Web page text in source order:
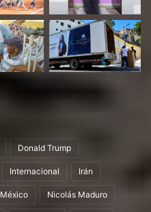
Donald Trump
Internacional Irán
México Nicolás Maduro